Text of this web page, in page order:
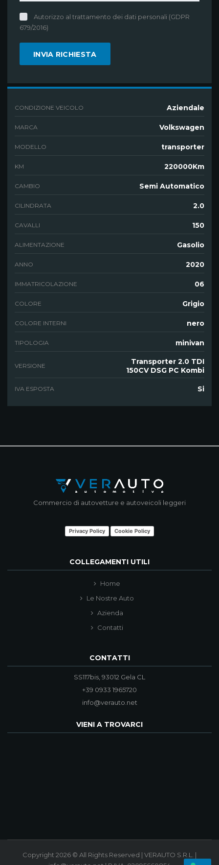
Autorizzo al trattamento dei dati personali (GDPR
679/2016)
CONDIZIONE VEICOLO Aziendale
MARCA Volkswagen
MODELLO transporter
KM 220000Km
CAMBIO Semi Automatico
CILINDRATA 2.0
CAVALLI 150
ALIMENTAZIONE Gasolio
ANNO 2020
IMMATRICOLAZIONE 06
COLORE Grigio
COLORE INTERNI nero
TIPOLOGIA minivan
VERSIONE
Transporter 2.0 TDI
150CV DSG PC Kombi
IVA ESPOSTA Si
Commercio di autovetture e autoveicoli leggeri
Privacy Policy Cookie Policy
COLLEGAMENTI UTILI
Home
Le Nostre Auto
Azienda
Contatti
CONTATTI
SS117bis, 93012 Gela CL
+39 0933 1965720
info@verauto.net
VIENI A TROVARCI
Copyright 2026 © All Rights Reserved | VERAUTO S.R.L. |